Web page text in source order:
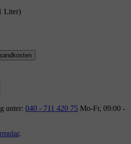
Liter)
unter: 040 - 711 420 75 Mo-Fr, 09:00 -
.